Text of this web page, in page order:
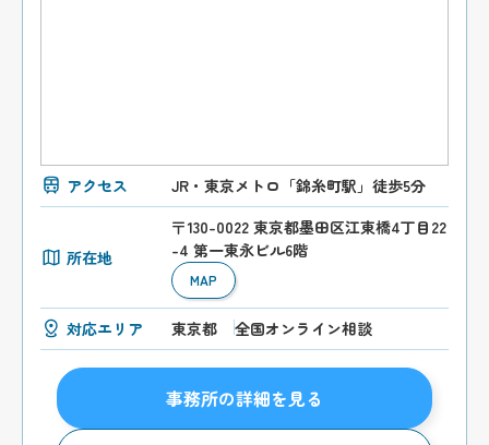
アクセス JR・東京メトロ「錦糸町駅」徒歩5分
所在地
〒130-0022 東京都墨田区江東橋4丁目22
-4 第一東永ビル6階
MAP
対応エリア 東京都 全国オンライン相談
事務所の詳細を見る